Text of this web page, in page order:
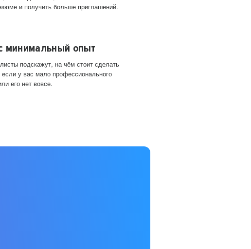
и получить больше приглашений.
минимальный опыт
подскажут, на чём стоит сделать
если у вас мало профессионального
его нет вовсе.